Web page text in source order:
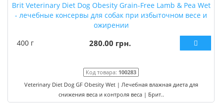
Brit Veterinary Diet Dog Obesity Grain-Free Lamb & Pea Wet
- лечебные консервы для собак при избыточном весе и
ожирении
400 г
280.00 грн.
Код товара: 100283
Veterinary Diet Dog GF Obesity Wet | Лечебная влажная диета для
снижения веса и контроля веса | Брит..